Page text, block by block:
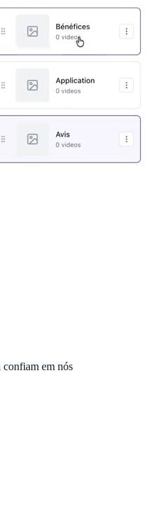
confiam em nós